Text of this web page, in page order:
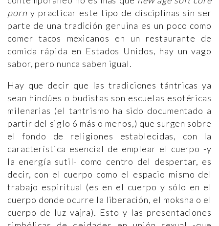
porn y practicar este tipo de disciplinas sin ser
parte de una tradición genuina es un poco como
comer tacos mexicanos en un restaurante de
comida rápida en Estados Unidos, hay un vago
sabor, pero nunca saben igual.
Hay que decir que las tradiciones tántricas ya
sean hindúes o budistas son escuelas esotéricas
milenarias (el tantrismo ha sido documentado a
partir del siglo 6 más o menos,) que surgen sobre
el fondo de religiones establecidas, con la
característica esencial de emplear el cuerpo -y
la energía sutil- como centro del despertar, es
decir, con el cuerpo como el espacio mismo del
trabajo espiritual (es en el cuerpo y sólo en el
cuerpo donde ocurre la liberación, el moksha o el
cuerpo de luz vajra). Esto y las presentaciones